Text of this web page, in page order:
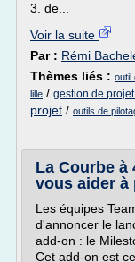
3. de...
Voir la suite
Par : Rémi
Thèmes liés : outil
lille / gestion de
projet / outils de
La Courbe à
vous aider
Les équipes
d'annoncer le
add-on : le
Cet add-on est